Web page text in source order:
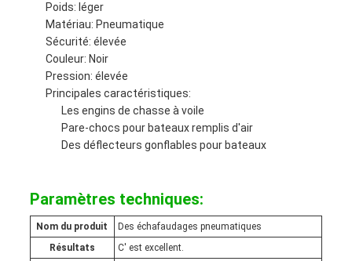
Poids: léger
Matériau: Pneumatique
Sécurité: élevée
Couleur: Noir
Pression: élevée
Principales caractéristiques:
Les engins de chasse à voile
Pare-chocs pour bateaux remplis d'air
Des déflecteurs gonflables pour bateaux
Paramètres techniques:
Nom du produit
Des échafaudages pneumatiques
Résultats
C' est excellent.